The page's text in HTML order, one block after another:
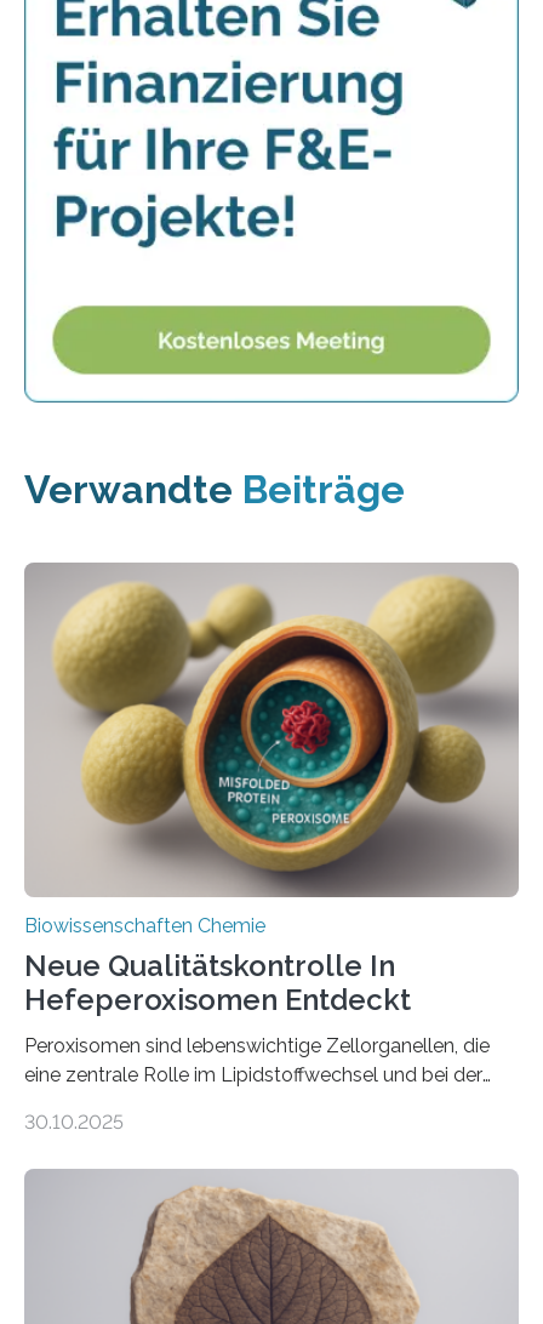
Verwandte Beiträge
Biowissenschaften Chemie
Neue Qualitätskontrolle In
Hefeperoxisomen Entdeckt
Peroxisomen sind lebenswichtige Zellorganellen, die
eine zentrale Rolle im Lipidstoffwechsel und bei der
erfüllen können, müssen zahlreiche Enzyme präzise in
der Ruhr-Universität Bochum um Prof. Dr. Ralf Erdmann
und Dr. Ismaila Francis Yusuf hat nun einen bislang
unbekannten Qualitätskontrollmechanismus des
peroxisomalen Proteintransports in der Bäckerhefe
Saccharomyces cerevisiae entdeckt, der für die
30.10.2025